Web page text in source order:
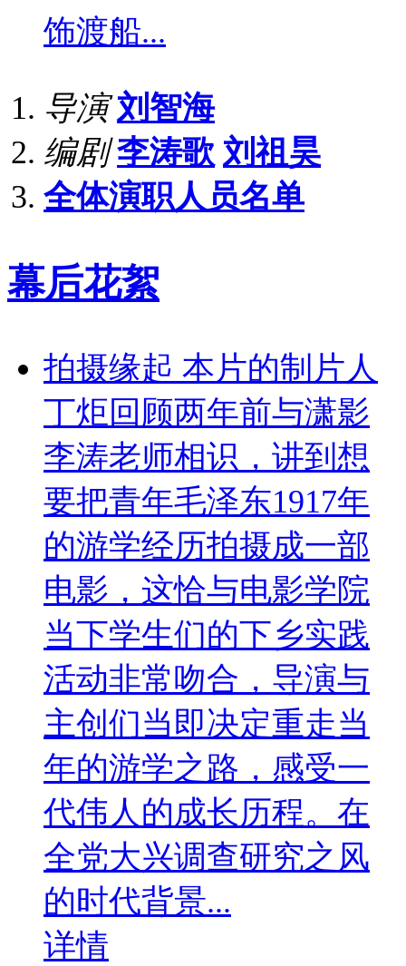
饰渡船...
导演 刘智海
编剧 李涛歌 刘祖昊
全体演职人员名单
幕后花絮
拍摄缘起 本片的制片人
丁炬回顾两年前与潇影
李涛老师相识，讲到想
要把青年毛泽东1917年
的游学经历拍摄成一部
电影，这恰与电影学院
当下学生们的下乡实践
活动非常吻合，导演与
主创们当即决定重走当
年的游学之路，感受一
代伟人的成长历程。在
全党大兴调查研究之风
的时代背景...
详情